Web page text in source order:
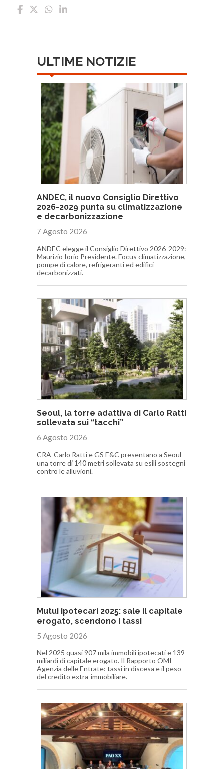
ULTIME NOTIZIE
ANDEC, il nuovo Consiglio Direttivo
2026-2029 punta su climatizzazione
e decarbonizzazione
7 Agosto 2026
ANDEC elegge il Consiglio Direttivo 2026-2029:
Maurizio Iorio Presidente. Focus climatizzazione,
pompe di calore, refrigeranti ed edifici
decarbonizzati.
Seoul, la torre adattiva di Carlo Ratti
sollevata sui “tacchi”
6 Agosto 2026
CRA-Carlo Ratti e GS E&C presentano a Seoul
una torre di 140 metri sollevata su esili sostegni
contro le alluvioni.
Mutui ipotecari 2025: sale il capitale
erogato, scendono i tassi
5 Agosto 2026
Nel 2025 quasi 907 mila immobili ipotecati e 139
miliardi di capitale erogato. Il Rapporto OMI-
Agenzia delle Entrate: tassi in discesa e il peso
del credito extra-immobiliare.